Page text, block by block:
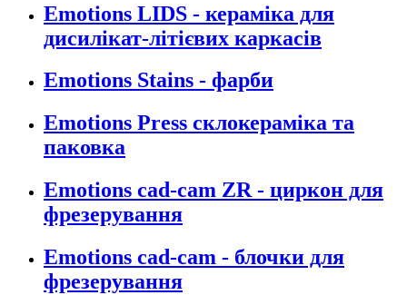
Emotions LIDS - кераміка для
дисилікат-літієвих каркасів
Emotions Stains - фарби
Emotions Press склокераміка та
паковка
Emotions cad-cam ZR - циркон для
фрезерування
Emotions cad-cam - блочки для
фрезерування